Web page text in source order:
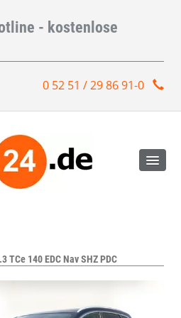
- kostenlose
0 52 51 / 29 86 91-0
TCe 140 EDC Nav SHZ PDC